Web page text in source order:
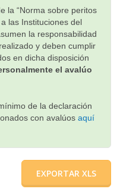
la “Norma sobre peritos
las Instituciones del
la responsabilidad
y deben cumplir
en dicha disposición
el avalúo
de la declaración
con avalúos aquí
EXPORTAR XLS